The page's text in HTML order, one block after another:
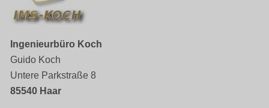
Ingenieurbüro Koch
Guido Koch
Untere Parkstraße 8
85540 Haar